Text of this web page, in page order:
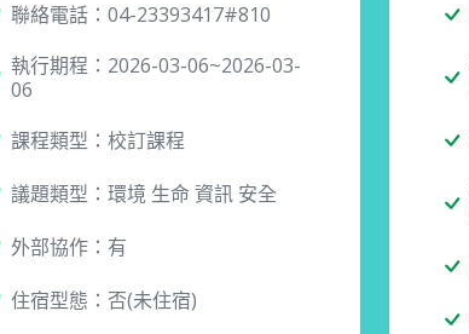
聯絡電話：04-23393417#810
執行期程：2026-03-06~2026-03-
06
課程類型：校訂課程
議題類型：環境 生命 資訊 安全
外部協作：有
住宿型態：否(未住宿)